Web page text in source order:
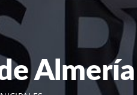
Almería